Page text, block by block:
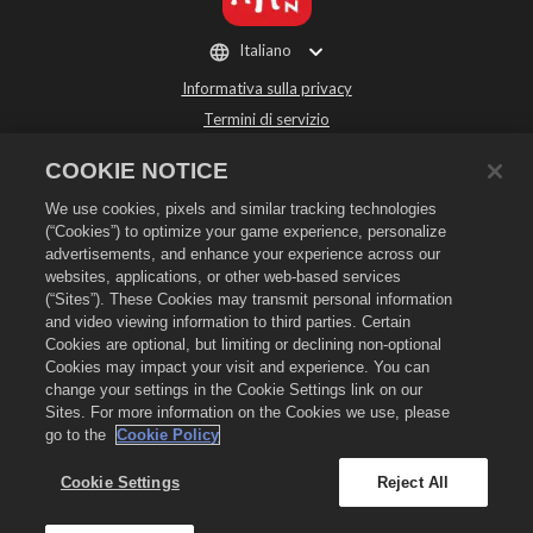
Informativa sulla privacy
Termini di servizio
Politica sui rimborsi
Informativa sui cookie
Assistenza per lo store
Assistenza di gioco
Impostazioni cookie
2026Social Point S.L. Dragon City e il logo Dragon City sono marchi registrati
di Social Point S.L. Tutti i diritti riservati. Il negozio di Dragon City è gestito da
Zynga, Inc. Offerte valide solo all'interno del gioco Dragon City. La disponibilità
e i prezzi dell'offerta variano in base alla regione.
Italiano
COOKIE NOTICE
We use cookies, pixels and similar tracking technologies
(“Cookies”) to optimize your game experience, personalize
advertisements, and enhance your experience across our
websites, applications, or other web-based services
(“Sites”). These Cookies may transmit personal information
and video viewing information to third parties. Certain
Cookies are optional, but limiting or declining non-optional
Cookies may impact your visit and experience. You can
change your settings in the Cookie Settings link on our
Sites. For more information on the Cookies we use, please
go to the
Cookie Policy
Cookie Settings Reject All